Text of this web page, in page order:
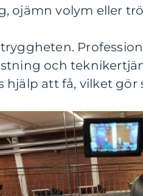
ojämn volym eller
och
hjälp att få, vilket gör